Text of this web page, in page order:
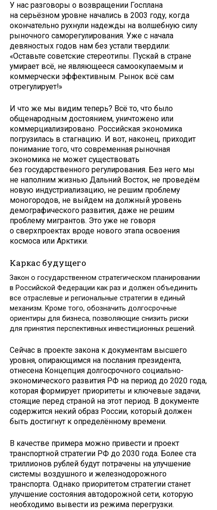
У нас разговоры о возвращении Гос­плана
на серьёзном уровне начались в 2003 году, когда
окончательно рухнули надежды на волшебную силу
рыночного саморегулирования. Уже с начала
девяностых годов нам без устали твердили:
«Оставьте советские стереотипы. Пускай в стране
умирает всё, не являющееся самоокупаемым и
коммерчески эффективным. Рынок всё сам
отрегулирует!»
И что же мы видим теперь? Всё то, что было
общенародным достоянием, уничтожено или
коммерциализировано. Российская экономика
погрузилась в стагнацию. И вот, наконец, приходит
понимание того, что современная рыночная
экономика не может существовать
без государственного регулирования. Без него мы
не наполним жизнью Дальний Восток, не проведём
новую индустриализацию, не решим проблему
моногородов, не выйдем на должный уровень
демографического развития, даже не решим
проблему мигрантов. Это уже не говоря
о сверхпроектах вроде нового этапа освоения
космоса или Арктики.
Каркас будущего
Закон о государственном стратегическом планировании
в Российской Федерации как раз и должен объединить
все отраслевые и региональные стратегии в единый
механизм. Кроме того, обозначить долгосрочные
ориентиры для бизнеса, позволяющие снизить риски
для принятия перспективных инвестиционных решений.
Сейчас в проекте закона к документам высшего
уровня, опирающимся на послания президента,
отнесена Концепция долгосрочного социально-
экономического развития РФ на период до 2020 года,
которая формирует приоритеты и ключевые задачи,
стоящие перед страной на этот период. В документе
содержится некий образ России, который должен
быть достигнут к определённому времени.
В качестве примера можно привести и проект
транспортной стратегии РФ до 2030 года. Более ста
триллионов руб­лей будут потрачены на улучшение
системы воздушного и железнодорожного
транспорта. Однако приоритетом стратегии станет
улучшение состояния автодорожной сети, которую
необходимо вывести из режима перегрузки.